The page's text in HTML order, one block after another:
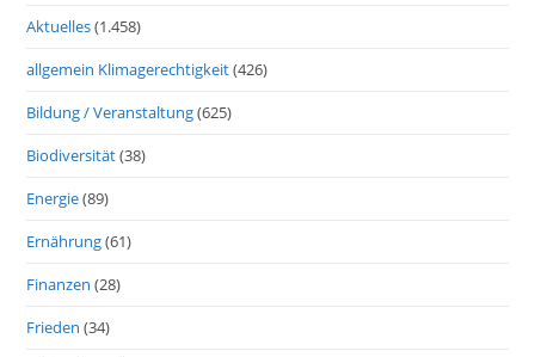
Aktuelles(1.458)
allgemein Klimagerechtigkeit(426)
Bildung / Veranstaltung(625)
Biodiversität(38)
Energie(89)
Ernährung(61)
Finanzen (28)
Frieden (34)